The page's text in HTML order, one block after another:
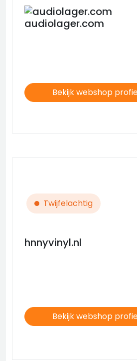
audiolager.com
Bekijk webshop
Twijfelachtig
hnnyvinyl.nl
Bekijk webshop